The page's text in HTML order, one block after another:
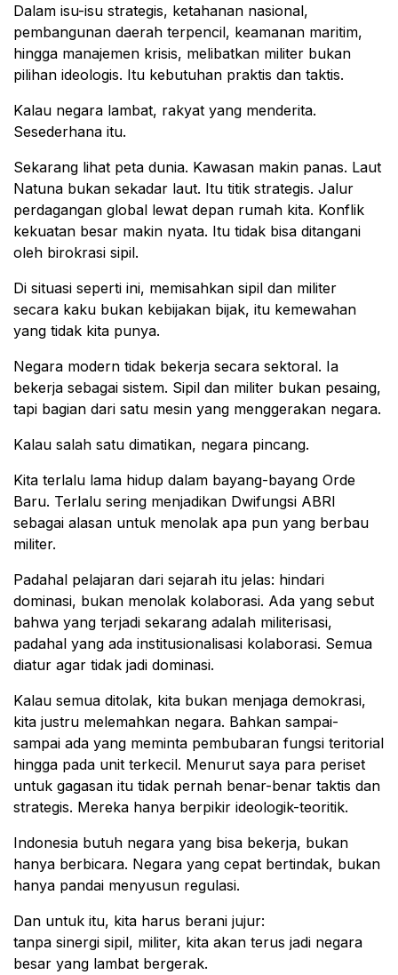
Dalam isu-isu strategis, ketahanan nasional,
pembangunan daerah terpencil, keamanan maritim,
hingga manajemen krisis, melibatkan militer bukan
pilihan ideologis. Itu kebutuhan praktis dan taktis.
Kalau negara lambat, rakyat yang menderita.
Sesederhana itu.
Sekarang lihat peta dunia. Kawasan makin panas. Laut
Natuna bukan sekadar laut. Itu titik strategis. Jalur
perdagangan global lewat depan rumah kita. Konflik
kekuatan besar makin nyata. Itu tidak bisa ditangani
oleh birokrasi sipil.
Di situasi seperti ini, memisahkan sipil dan militer
secara kaku bukan kebijakan bijak, itu kemewahan
yang tidak kita punya.
Negara modern tidak bekerja secara sektoral. Ia
bekerja sebagai sistem. Sipil dan militer bukan pesaing,
tapi bagian dari satu mesin yang menggerakan negara.
Kalau salah satu dimatikan, negara pincang.
Kita terlalu lama hidup dalam bayang-bayang Orde
Baru. Terlalu sering menjadikan Dwifungsi ABRI
sebagai alasan untuk menolak apa pun yang berbau
militer.
Padahal pelajaran dari sejarah itu jelas: hindari
dominasi, bukan menolak kolaborasi. Ada yang sebut
bahwa yang terjadi sekarang adalah militerisasi,
padahal yang ada institusionalisasi kolaborasi. Semua
diatur agar tidak jadi dominasi.
Kalau semua ditolak, kita bukan menjaga demokrasi,
kita justru melemahkan negara. Bahkan sampai-
sampai ada yang meminta pembubaran fungsi teritorial
hingga pada unit terkecil. Menurut saya para periset
untuk gagasan itu tidak pernah benar-benar taktis dan
strategis. Mereka hanya berpikir ideologik-teoritik.
Indonesia butuh negara yang bisa bekerja, bukan
hanya berbicara. Negara yang cepat bertindak, bukan
hanya pandai menyusun regulasi.
Dan untuk itu, kita harus berani jujur:
tanpa sinergi sipil, militer, kita akan terus jadi negara
besar yang lambat bergerak.